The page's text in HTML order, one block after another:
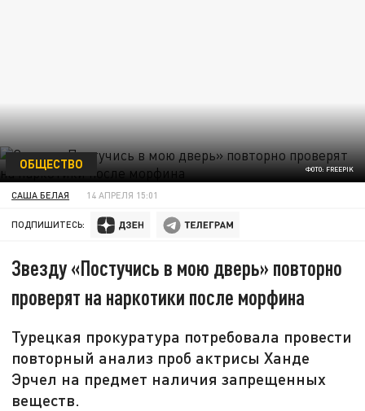
ФОТО: FREEPIK
ОБЩЕСТВО
САША БЕЛАЯ 14 АПРЕЛЯ 15:01
ПОДПИШИТЕСЬ:
Звезду «Постучись в мою дверь» повторно
проверят на наркотики после морфина
Турецкая прокуратура потребовала провести
повторный анализ проб актрисы Ханде
Эрчел на предмет наличия запрещенных
веществ.